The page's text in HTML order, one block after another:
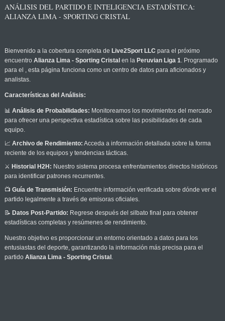
ANÁLISIS DEL PARTIDO E INTELIGENCIA ESTADÍSTICA:
ALIANZA LIMA - SPORTING CRISTAL
Bienvenido a la cobertura completa de Live2Sport LLC para el próximo
encuentro Alianza Lima - Sporting Cristal en la Peruvian Liga 1. Programado
para el , esta página funciona como un centro de datos para aficionados y
analistas.
Características del Análisis:
📊 Análisis de Probabilidades: Monitoreamos los movimientos del mercado
para ofrecer una perspectiva estadística sobre las posibilidades de cada
equipo.
📈 Archivo de Rendimiento: Acceda a información detallada sobre la forma
reciente de los equipos y tendencias tácticas.
⚔️ Historial H2H: Nuestro sistema procesa enfrentamientos directos históricos
para identificar patrones recurrentes.
📺 Guía de Transmisión: Encuentre información verificada sobre dónde ver el
partido legalmente a través de emisoras oficiales.
📝 Datos Post-Partido: Regrese después del silbato final para obtener
estadísticas completas y resúmenes de rendimiento.
Nuestro objetivo es proporcionar un entorno orientado a datos para los
entusiastas del deporte, garantizando la información más precisa para el
partido Alianza Lima - Sporting Cristal .